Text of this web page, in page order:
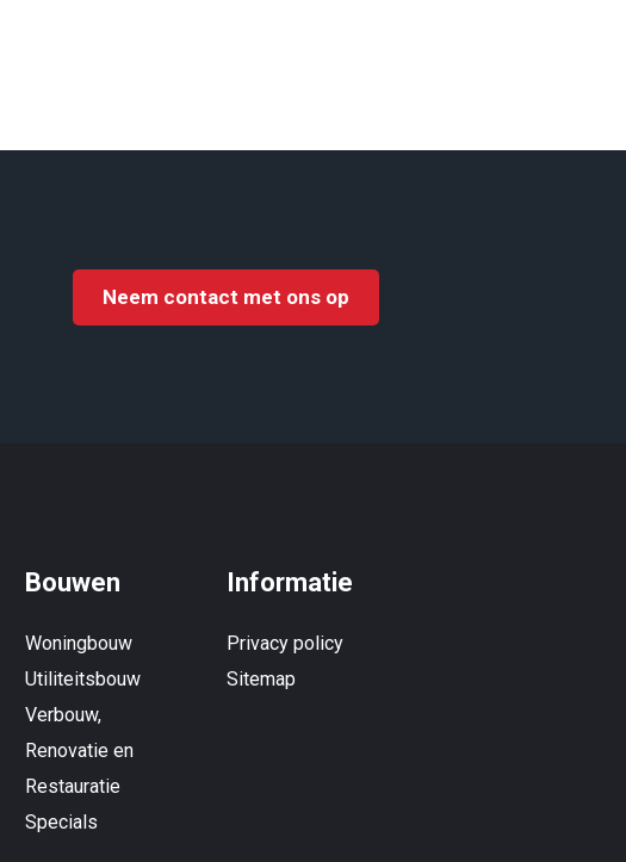
Neem contact met ons op
Bouwen
Woningbouw
Utiliteitsbouw
Verbouw,
Renovatie en
Restauratie
Specials
Informatie
Privacy policy
Sitemap